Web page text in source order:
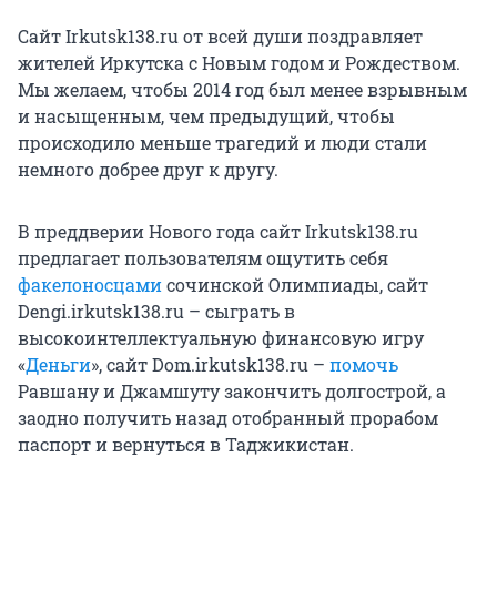
Сайт Irkutsk138.ru от всей души поздравляет
жителей Иркутска с Новым годом и Рождеством.
Мы желаем, чтобы 2014 год был менее взрывным
и насыщенным, чем предыдущий, чтобы
происходило меньше трагедий и люди стали
немного добрее друг к другу.
В преддверии Нового года сайт Irkutsk138.ru
предлагает пользователям ощутить себя
факелоносцамисочинской Олимпиады, сайт
Dengi.irkutsk138.ru – сыграть в
высокоинтеллектуальную финансовую игру
«Деньги», сайт Dom.irkutsk138.ru – помочь
Равшану и Джамшуту закончить долгострой, а
заодно получить назад отобранный прорабом
паспорт и вернуться в Таджикистан.